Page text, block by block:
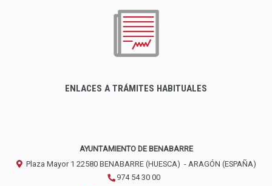
ENLACES A TRÁMITES HABITUALES
AYUNTAMIENTO DE BENABARRE
Plaza Mayor 1 22580 BENABARRE (HUESCA) - ARAGÓN (ESPAÑA)
974 54 30 00